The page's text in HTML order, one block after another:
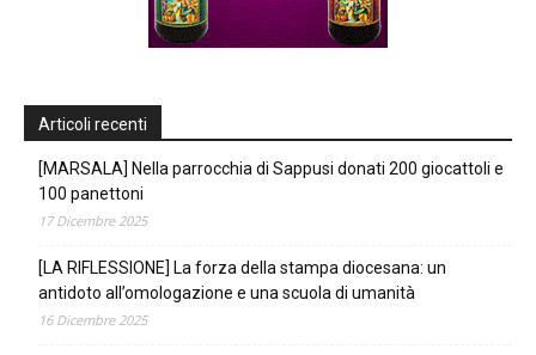
Articoli recenti
[MARSALA] Nella parrocchia di Sappusi donati 200 giocattoli e
100 panettoni
17 Dicembre 2025
[LA RIFLESSIONE] La forza della stampa diocesana: un
antidoto all’omologazione e una scuola di umanità
16 Dicembre 2025